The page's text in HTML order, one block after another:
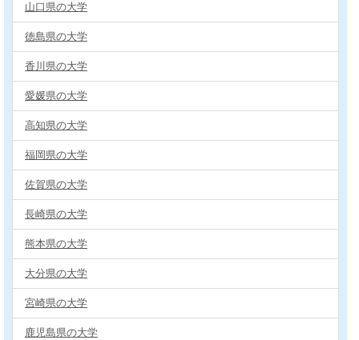
山口県の大学
徳島県の大学
香川県の大学
愛媛県の大学
高知県の大学
福岡県の大学
佐賀県の大学
長崎県の大学
熊本県の大学
大分県の大学
宮崎県の大学
鹿児島県の大学